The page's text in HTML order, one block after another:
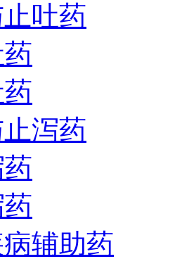
吐药
药
泻药
药
辅助药